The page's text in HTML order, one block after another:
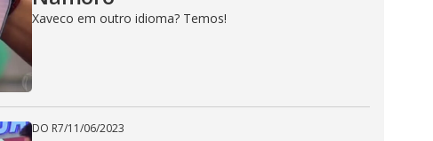
Xaveco em outro idioma? Temos!
DO R7/11/06/2023